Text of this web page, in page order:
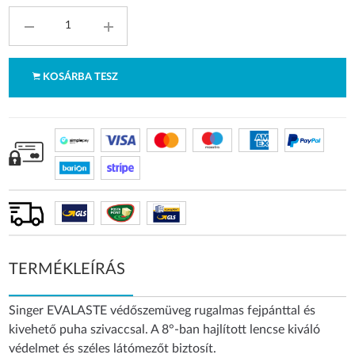
KOSÁRBA TESZ
TERMÉKLEÍRÁS
Singer EVALASTE védőszemüveg rugalmas fejpánttal és
kivehető puha szivaccsal. A 8°-ban hajlított lencse kiváló
védelmet és széles látómezőt biztosít.